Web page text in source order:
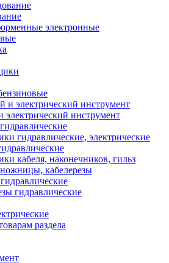
электронные
электрический инструмент
гидравлические, электрические
кабеля, наконечников, гильз
кабелерезы
гидравлические
раздела